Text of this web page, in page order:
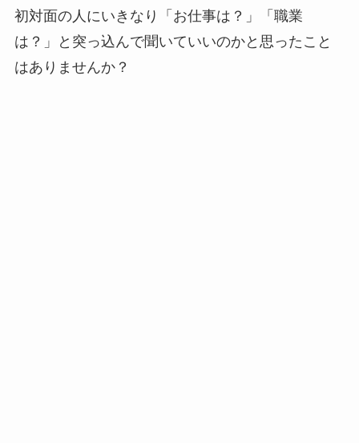
初対面の人にいきなり「お仕事は？」「職業
は？」と突っ込んで聞いていいのかと思ったこと
はありませんか？